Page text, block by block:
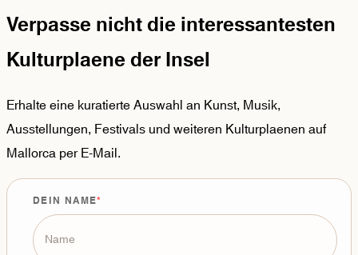
Verpasse nicht die interessantesten
Kulturplaene der Insel
Erhalte eine kuratierte Auswahl an Kunst, Musik,
Ausstellungen, Festivals und weiteren Kulturplaenen auf
Mallorca per E-Mail.
DEIN NAME